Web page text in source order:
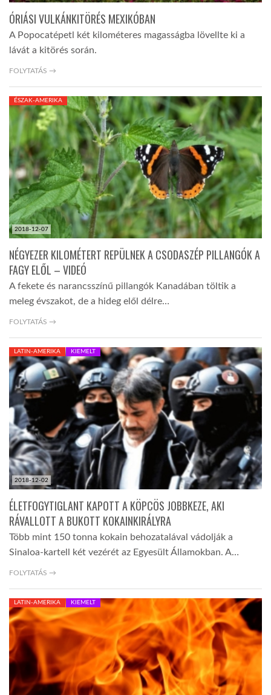
ÓRIÁSI VULKÁNKITÖRÉS MEXIKÓBAN
A Popocatépetl két kilométeres magasságba lövellte ki a
lávát a kitörés során.
FOLYTATÁS →
2018-12-07
ÉSZAK-AMERIKA
NÉGYEZER KILOMÉTERT REPÜLNEK A CSODASZÉP PILLANGÓK A
FAGY ELŐL – VIDEÓ
A fekete és narancsszínű pillangók Kanadában töltik a
meleg évszakot, de a hideg elől délre…
FOLYTATÁS →
2018-12-02
LATIN-AMERIKA KIEMELT
ÉLETFOGYTIGLANT KAPOTT A KÖPCÖS JOBBKEZE, AKI
RÁVALLOTT A BUKOTT KOKAINKIRÁLYRA
Több mint 150 tonna kokain behozatalával vádolják a
Sinaloa-kartell két vezérét az Egyesült Államokban. A…
FOLYTATÁS →
LATIN-AMERIKA KIEMELT